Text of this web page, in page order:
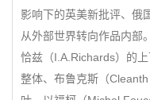
影响下的英美新批评、俄
从外部世界转向作品内部
恰兹（I.A.Richards）的
整体、布鲁克斯（